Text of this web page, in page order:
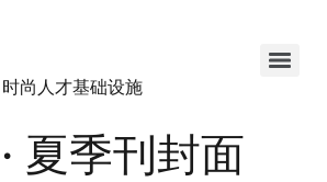
尚人才基础设施
夏季刊封面